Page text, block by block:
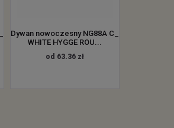
Dywan nowoczesny NG88A C_
WHITE HYGGE ROU...
od 63.36 zł